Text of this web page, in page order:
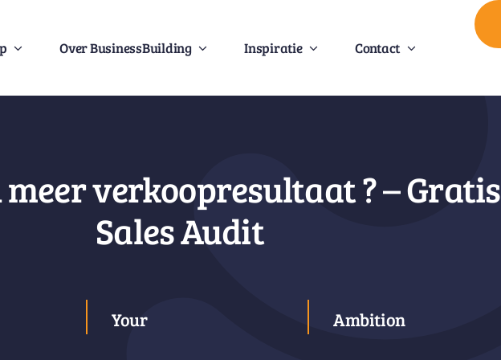
Over BusinessBuilding Inspiratie Contact
verkoopresultaat ? – Gratis
Sales Audit
Your Ambition